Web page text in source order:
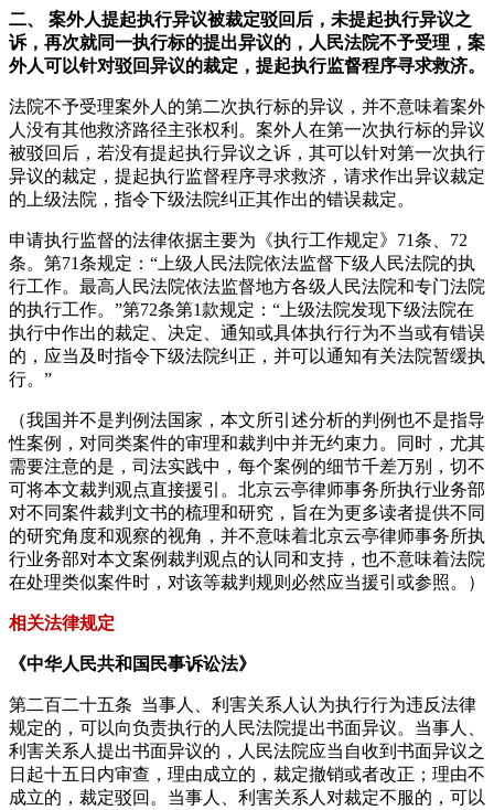
二、 案外人提起执行异议被裁定驳回后，未提起执行异议之
诉，再次就同一执行标的提出异议的，人民法院不予受理，案
外人可以针对驳回异议的裁定，提起执行监督程序寻求救济。
法院不予受理案外人的第二次执行标的异议，并不意味着案外
人没有其他救济路径主张权利。案外人在第一次执行标的异议
被驳回后，若没有提起执行异议之诉，其可以针对第一次执行
异议的裁定，提起执行监督程序寻求救济，请求作出异议裁定
的上级法院，指令下级法院纠正其作出的错误裁定。
申请执行监督的法律依据主要为《执行工作规定》71条、72
条。第71条规定：“上级人民法院依法监督下级人民法院的执
行工作。最高人民法院依法监督地方各级人民法院和专门法院
的执行工作。”第72条第1款规定：“上级法院发现下级法院在
执行中作出的裁定、决定、通知或具体执行行为不当或有错误
的，应当及时指令下级法院纠正，并可以通知有关法院暂缓执
行。”
（我国并不是判例法国家，本文所引述分析的判例也不是指导
性案例，对同类案件的审理和裁判中并无约束力。同时，尤其
需要注意的是，司法实践中，每个案例的细节千差万别，切不
可将本文裁判观点直接援引。北京云亭律师事务所执行业务部
对不同案件裁判文书的梳理和研究，旨在为更多读者提供不同
的研究角度和观察的视角，并不意味着北京云亭律师事务所执
行业务部对本文案例裁判观点的认同和支持，也不意味着法院
在处理类似案件时，对该等裁判规则必然应当援引或参照。）
相关法律规定
《中华人民共和国民事诉讼法》
第二百二十五条 当事人、利害关系人认为执行行为违反法律
规定的，可以向负责执行的人民法院提出书面异议。当事人、
利害关系人提出书面异议的，人民法院应当自收到书面异议之
日起十五日内审查，理由成立的，裁定撤销或者改正；理由不
成立的，裁定驳回。当事人、利害关系人对裁定不服的，可以